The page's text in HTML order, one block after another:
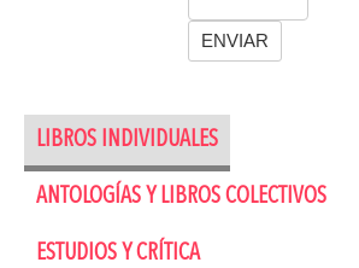
LIBROS INDIVIDUALES
ANTOLOGÍAS Y LIBROS COLECTIVOS
ESTUDIOS Y CRÍTICA